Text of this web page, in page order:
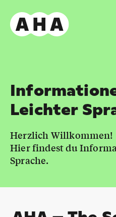
Leichter
Herzlich Willkommen!
Hier findest du
Sprache.